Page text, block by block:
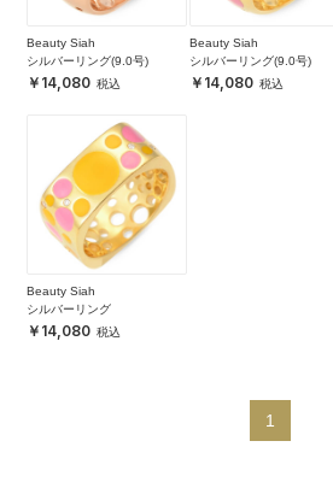
Beauty Siah
シルバーリング(9.0号)
14,080
Beauty Siah
シルバーリング(9.0号)
14,080
Beauty Siah
シルバーリング
14,080
1